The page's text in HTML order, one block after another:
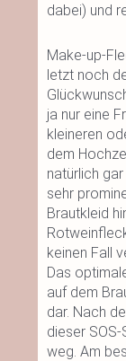
dabei) und
Make-up-
letzt noch
ja nur eine
kleineren
dem
natürlich
sehr
Brautkleid
keinen Fall
Das
auf dem
dar. Nach
dieser
weg. Am